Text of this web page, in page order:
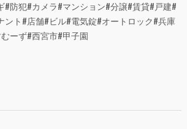
#防犯#カメラ#マンション#分譲#賃貸#戸建#
ント#店舗#ビル#電気錠#オートロック#兵庫
ーず#西宮市#甲子園